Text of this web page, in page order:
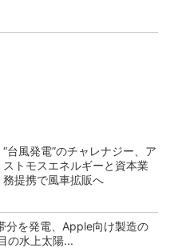
“台風発電”のチャレナジー、ア
ストモスエネルギーと資本業
務提携で風車拡販へ
分を発電、Apple向け製造の
の水上太陽...